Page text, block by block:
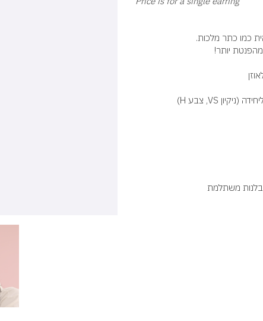
כמו כתר מלכות.
יותר!
משתלמת